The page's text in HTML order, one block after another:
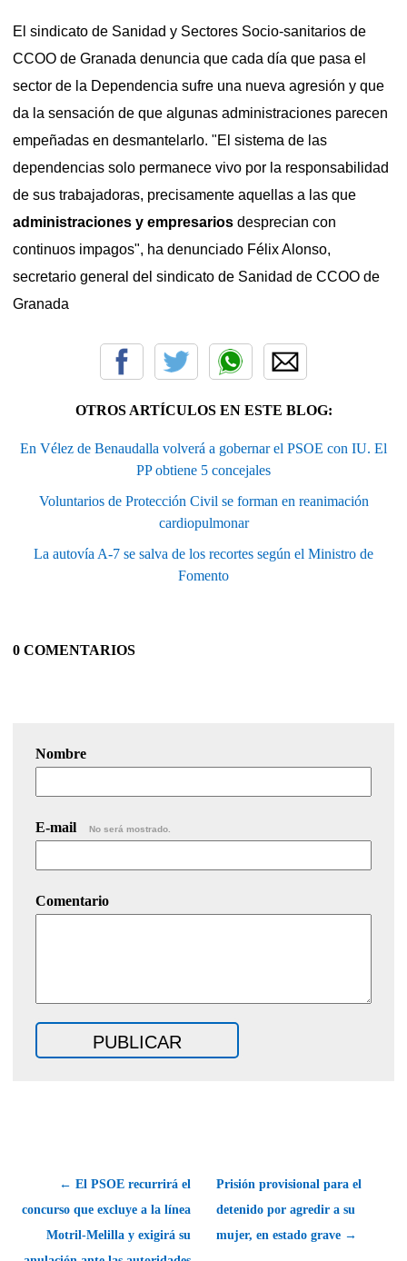
El sindicato de Sanidad y Sectores Socio-sanitarios de
CCOO de Granada denuncia que cada día que pasa el
sector de la Dependencia sufre una nueva agresión y que
da la sensación de que algunas administraciones parecen
empeñadas en desmantelarlo. "El sistema de las
dependencias solo permanece vivo por la responsabilidad
de sus trabajadoras, precisamente aquellas a las que
administraciones y empresarios desprecian con
continuos impagos", ha denunciado Félix Alonso,
secretario general del sindicato de Sanidad de CCOO de
Granada
OTROS ARTÍCULOS EN ESTE BLOG:
En Vélez de Benaudalla volverá a gobernar el PSOE con IU. El
PP obtiene 5 concejales
Voluntarios de Protección Civil se forman en reanimación
cardiopulmonar
La autovía A-7 se salva de los recortes según el Ministro de
Fomento
0 COMENTARIOS
Nombre
E-mail No será mostrado.
Comentario
← El PSOE recurrirá el
concurso que excluye a la línea
Motril-Melilla y exigirá su
Prisión provisional para el
detenido por agredir a su
mujer, en estado grave →